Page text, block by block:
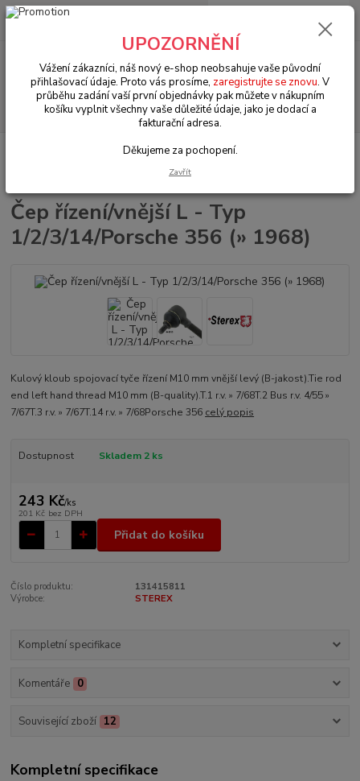
Menu
Hledat
+420 602 330 329
0 Kč
VW Brouk Typ 1 (1938 » 03) Šasi (Chassis)
Čep řízení/vnější L - Typ
1/2/3/14/Porsche 356 (» 1968)
Kulový kloub spojovací tyče řízení M10 mm vnější levý (B-jakost).Tie rod
end left hand thread M10 mm (B-quality).T.1 r.v. » 7/68T.2 Bus r.v. 4/55 »
7/67T.3 r.v. » 7/67T.14 r.v. » 7/68Porsche 356 celý popis
Dostupnost Skladem 2 ks
243 Kč/ks
201 Kč bez DPH
Přidat do košíku
Číslo produktu:
131415811
Výrobce:
STEREX
Kompletní specifikace
Komentáře 0
Související zboží 12
Kompletní specifikace
UPOZORNĚNÍ
Vážení zákazníci, náš nový e-shop neobsahuje vaše původní
přihlašovací údaje. Proto vás prosíme, zaregistrujte se znovu. V
průběhu zadání vaší první objednávky pak můžete v nákupním
košíku vyplnit všechny vaše důležité údaje, jako je dodací a
fakturační adresa.
Děkujeme za pochopení.
Zavřít